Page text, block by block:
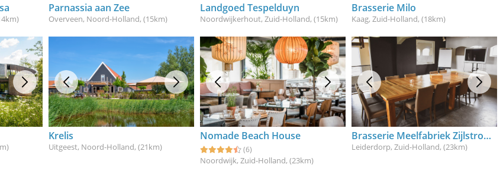
Parnassia aan Zee
Overveen, Noord-Holland, (15km)
Landgoed Tespelduyn
Noordwijkerhout, Zuid-Holland, (15km)
Brasserie Milo
Kaag, Zuid-Holland, (18km)
Krelis
Uitgeest, Noord-Holland, (21km)
Nomade Beach House
(6)
Noordwijk, Zuid-Holland, (23km)
Brasserie Meelfabriek Zijlstroom
Leiderdorp, Zuid-Holland, (23km)